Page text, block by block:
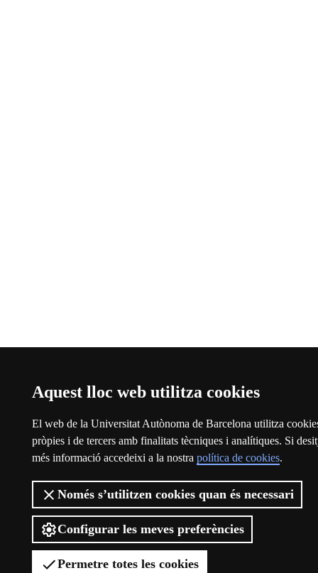
Aquest lloc web utilitza cookies
El web de la Universitat Autònoma de Barcelona utilitza
pròpies i de tercers amb finalitats tècniques i analítiques. Si
més informació accedeixi a la nostra política de cookies.
Només s’utilitzen cookies quan és necessari
Configurar les meves preferències
Permetre totes les cookies